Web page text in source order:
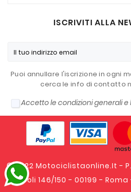
ISCRIVITI ALLA
Puoi annullare l'iscrizione in ogni
cerca le info di contatto
Accetto le condizioni generali e
© 2022 Motociclistaonline.it -
Tripoli 146/150 - 00199 -